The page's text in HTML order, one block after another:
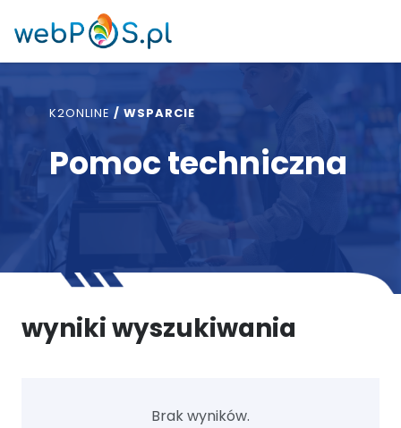
K2ONLINE/WSPARCIE
Pomoc techniczna
wyniki wyszukiwania
Brak wyników.